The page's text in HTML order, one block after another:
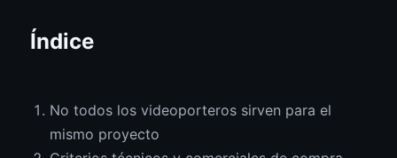
Índice
No todos los videoporteros sirven para el
mismo proyecto